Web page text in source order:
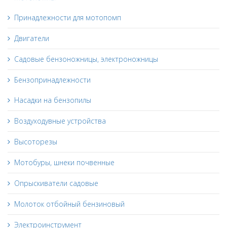
Принадлежности для мотопомп
Двигатели
Садовые бензоножницы, электроножницы
Бензопринадлежности
Насадки на бензопилы
Воздуходувные устройства
Высоторезы
Мотобуры, шнеки почвенные
Опрыскиватели садовые
Молоток отбойный бензиновый
Электроинструмент